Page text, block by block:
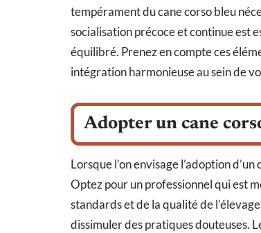
tempérament du cane corso bleu
socialisation précoce et continue est
équilibré. Prenez en compte ces
intégration harmonieuse au sein de
Adopter un cane
Lorsque l’on envisage l’adoption
Optez pour un professionnel qui est
standards et de la qualité de
dissimuler des pratiques douteuses.